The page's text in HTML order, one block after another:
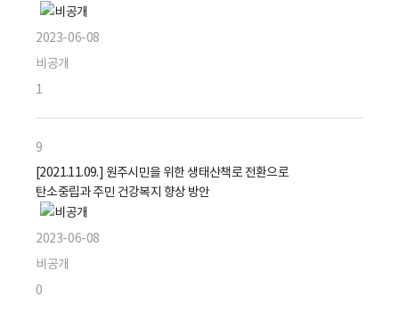
2023-06-08
비공개
1
9
[2021.11.09.] 원주시민을 위한 생태산책로 전환으로
탄소중립과 주민 건강복지 향상 방안
2023-06-08
비공개
0